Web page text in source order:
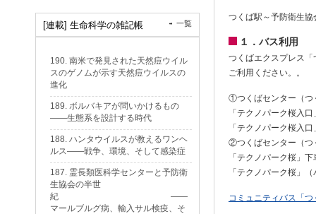
つくば駅～予防衛生協
１．バス利用
つくばエクスプレス
ご利用ください。。
①つくばセンター（つ
「テクノパーク桜入
「テクノパーク桜入
②つくばセンター（つ
「テクノパーク桜」
「テクノパーク桜」
コミュニティバス「
[連載] 生命科学の雑記帳 一覧
190. 南米で発見された天然痘ウイル
スのゲノムが示す天然痘ウイルスの
進化
189. ボルバキアが問いかけるもの
——生態系を設計する時代
188. ハンタウイルスが教えるワンヘ
ルス——戦争、環境、そして感染症
187. 霊長類医科学センターと予防衛
生協会の半世
紀 ——
マールブルグ病、輸入サル検疫、そ